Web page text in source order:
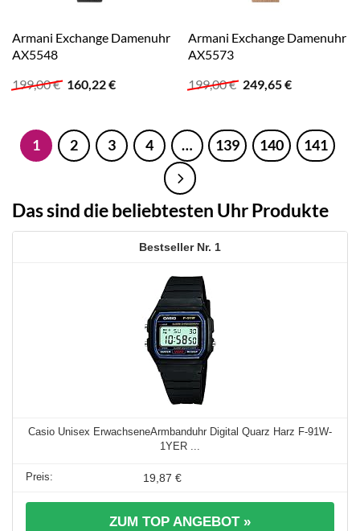
Armani Exchange Damenuhr
AX5548
199,00€ Ursprünglicher
160,22€Aktueller
Armani Exchange Damenuhr
AX5573
199,00€ Ursprünglicher
249,65€Aktueller
1 2 3 4 … 139 140 141
Das sind die beliebtesten Uhr Produkte
1
Casio Unisex ErwachseneArmbanduhr Digital Quarz Harz F-91W-
1YER ...
19,87 €
ZUM TOP ANGEBOT »